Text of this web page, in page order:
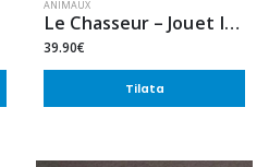
ANIMAUX
Le Chasseur – Jouet Interactif
39.90€
Tilata